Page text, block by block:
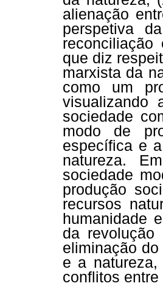
alienação
perspetiva
que diz
marxista da
como um
visualizando
sociedade
modo de
específica e
natureza.
sociedade
produção
recursos
humanidade
da
eliminação
e a
conflitos entre